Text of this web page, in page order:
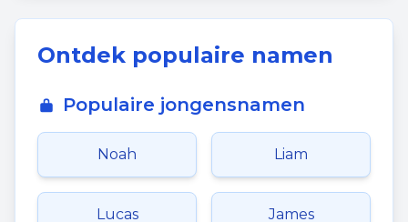
Ontdek populaire namen
Populaire jongensnamen
Noah Liam
Lucas James